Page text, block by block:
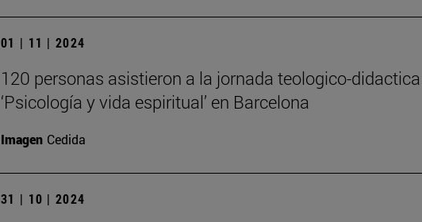
01 | 11 | 2024
120 personas asistieron a la jornada teologico-didactica
‘Psicología y vida espiritual’ en Barcelona
Imagen Cedida
31 | 10 | 2024